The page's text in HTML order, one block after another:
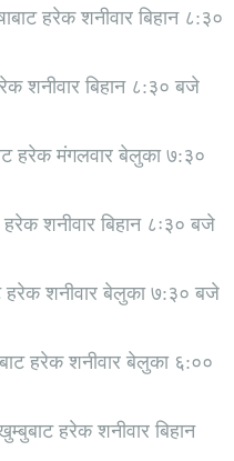
हरेक शनीवार बिहान ८:३०
शनीवार बिहान ८:३० बजे
हरेक मंगलवार बेलुका ७:३०
शनीवार बिहान ८ः३० बजे
हरेक शनीवार बेलुका ७:३० बजे
हरेक शनीवार बेलुका ६:००
हरेक शनीवार बिहान